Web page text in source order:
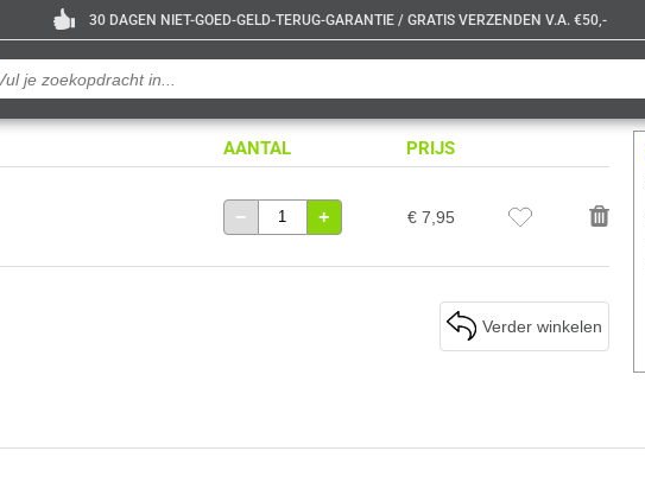
30 DAGEN NIET-GOED-GELD-TERUG-GARANTIE / GRATIS VERZENDEN V.A. €50,-
AANTAL PRIJS
− + € 7,95
Verder winkelen